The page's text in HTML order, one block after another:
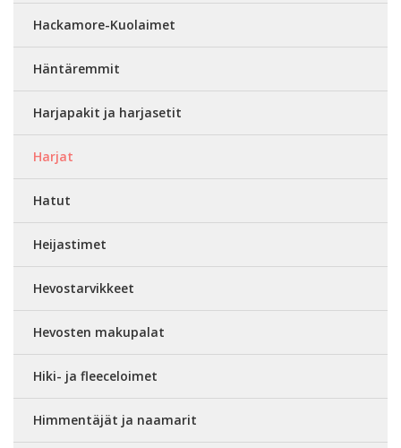
Hackamore-Kuolaimet
Häntäremmit
Harjapakit ja harjasetit
Harjat
Hatut
Heijastimet
Hevostarvikkeet
Hevosten makupalat
Hiki- ja fleeceloimet
Himmentäjät ja naamarit